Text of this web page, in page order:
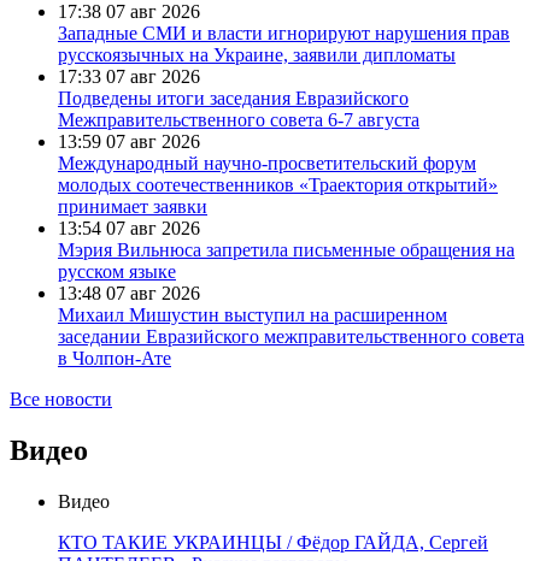
17:38 07 авг 2026
Западные СМИ и власти игнорируют нарушения прав
русскоязычных на Украине, заявили дипломаты
17:33 07 авг 2026
Подведены итоги заседания Евразийского
Межправительственного совета 6-7 августа
13:59 07 авг 2026
Международный научно-просветительский форум
молодых соотечественников «Траектория открытий»
принимает заявки
13:54 07 авг 2026
Мэрия Вильнюса запретила письменные обращения на
русском языке
13:48 07 авг 2026
Михаил Мишустин выступил на расширенном
заседании Евразийского межправительственного совета
в Чолпон-Ате
Все новости
Видео
Видео
КТО ТАКИЕ УКРАИНЦЫ / Фёдор ГАЙДА, Сергей